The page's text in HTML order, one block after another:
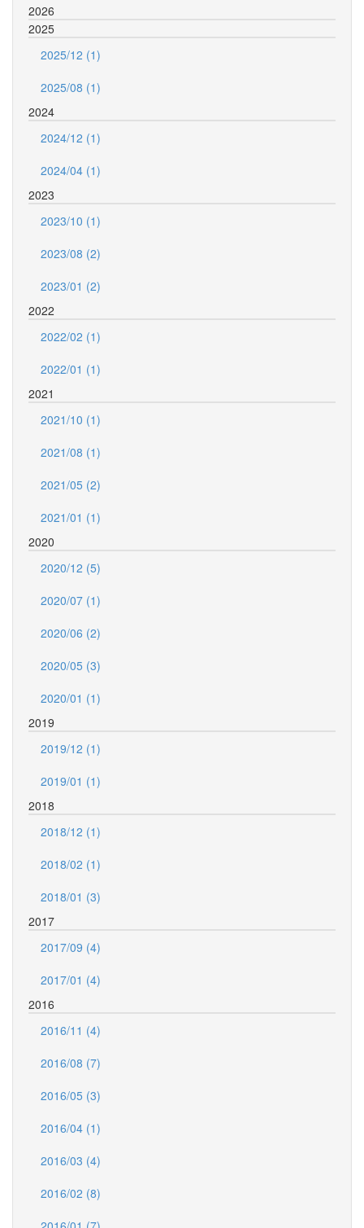
2026
2025
2025/12 (1)
2025/08 (1)
2024
2024/12 (1)
2024/04 (1)
2023
2023/10 (1)
2023/08 (2)
2023/01 (2)
2022
2022/02 (1)
2022/01 (1)
2021
2021/10 (1)
2021/08 (1)
2021/05 (2)
2021/01 (1)
2020
2020/12 (5)
2020/07 (1)
2020/06 (2)
2020/05 (3)
2020/01 (1)
2019
2019/12 (1)
2019/01 (1)
2018
2018/12 (1)
2018/02 (1)
2018/01 (3)
2017
2017/09 (4)
2017/01 (4)
2016
2016/11 (4)
2016/08 (7)
2016/05 (3)
2016/04 (1)
2016/03 (4)
2016/02 (8)